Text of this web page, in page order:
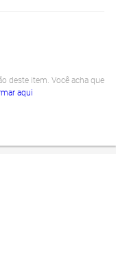
deste item. Você acha que
aqui